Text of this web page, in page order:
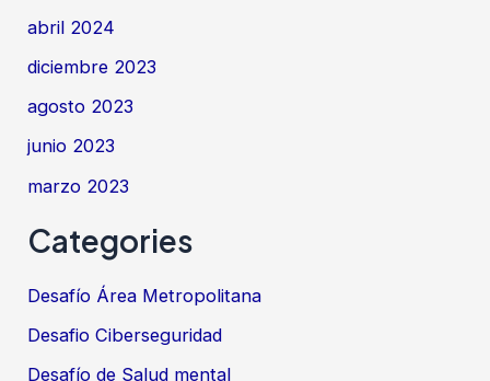
abril 2024
diciembre 2023
agosto 2023
junio 2023
marzo 2023
Categories
Desafío Área Metropolitana
Desafio Ciberseguridad
Desafío de Salud mental